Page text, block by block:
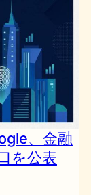
、金融
を公表